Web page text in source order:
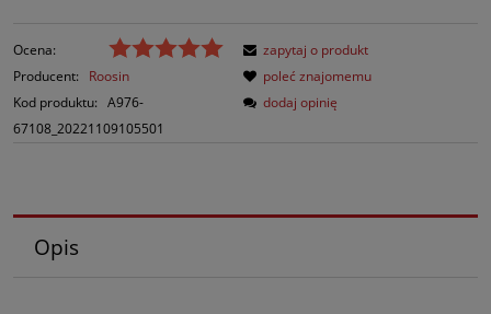
Ocena:
Producent:
Roosin
Kod produktu: A976-
67108_20221109105501
zapytaj o produkt
poleć znajomemu
dodaj opinię
Opis